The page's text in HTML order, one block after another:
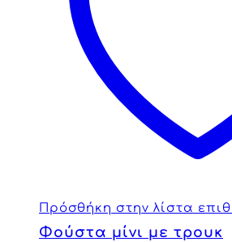
Πρόσθήκη στην λίστα
Φούστα μίνι με τρουκ